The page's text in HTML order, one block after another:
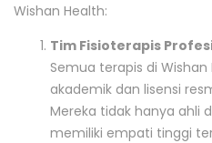
Wishan Health:
Tim Fisioterapis
Semua terapis di
akademik dan lisensi
Mereka tidak hanya ahli
memiliki empati tinggi